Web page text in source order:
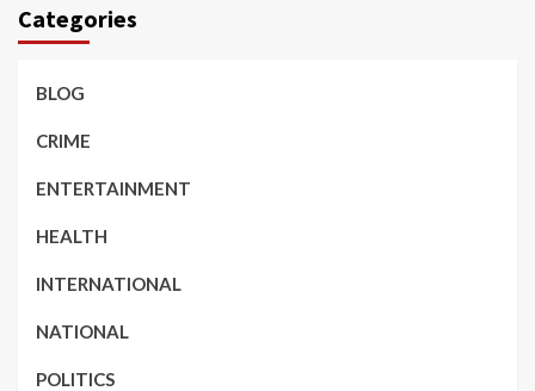
Categories
BLOG
CRIME
ENTERTAINMENT
HEALTH
INTERNATIONAL
NATIONAL
POLITICS